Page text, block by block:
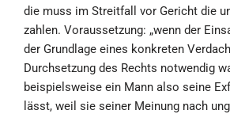
die muss im Streitfall vor Gericht die
zahlen. Voraussetzung: „wenn der
der Grundlage eines konkreten
Durchsetzung des Rechts notwendig
beispielsweise ein Mann also seine
lässt, weil sie seiner Meinung nach